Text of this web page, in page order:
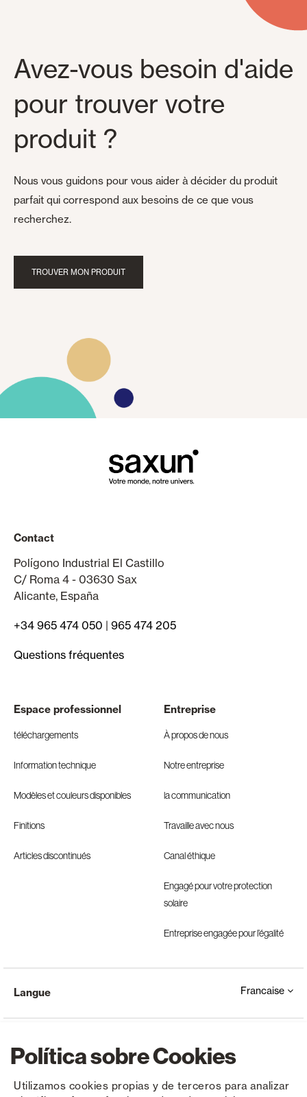
Política sobre Cookies
Utilizamos cookies propias y de terceros para analizar
Avez-vous besoin d'aide
pour trouver votre
produit ?
Nous vous guidons pour vous aider à décider du produit
parfait qui correspond aux besoins de ce que vous
recherchez.
TROUVER MON PRODUIT
Contact
Polígono Industrial El Castillo
C/ Roma 4 - 03630 Sax
Alicante, España
+34 965 474 050 | 965 474 205
Questions fréquentes
Espace professionnel
téléchargements
Information technique
Modèles et couleurs disponibles
Finitions
Articles discontinués
Entreprise
À propos de nous
Notre entreprise
la communication
Travaille avec nous
Canal éthique
Engagé pour votre protection
solaire
Entreprise engagée pour l’égalité
Langue Francaise